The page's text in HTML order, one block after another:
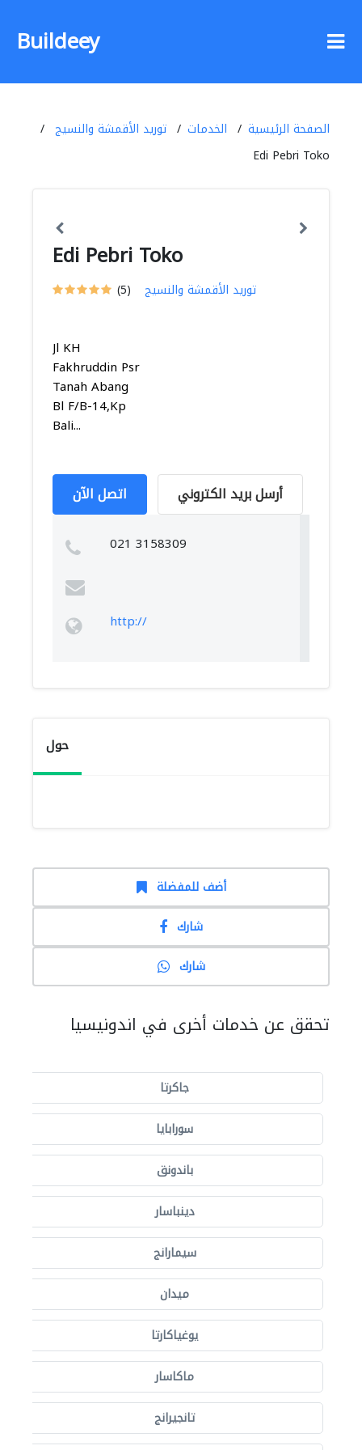
Buildeey
الصفحة الرئيسية الخدمات
توريد الأقمشة والنسيج
Edi Pebri Toko
Edi Pebri Toko
(5) توريد الأقمشة والنسيج
Jl KH
Fakhruddin Psr
Tanah Abang
Bl F/B-14,Kp
Bali...
اتصل الآن أرسل بريد الكتروني
021 3158309
http://
حول
أضف للمفضلة
شارك
شارك
تحقق عن خدمات أخرى في اندونيسيا
جاكرتا
سورابايا
باندونق
دينباسار
سيمارانج
ميدان
يوغياكارتا
ماكاسار
تانجيرانج